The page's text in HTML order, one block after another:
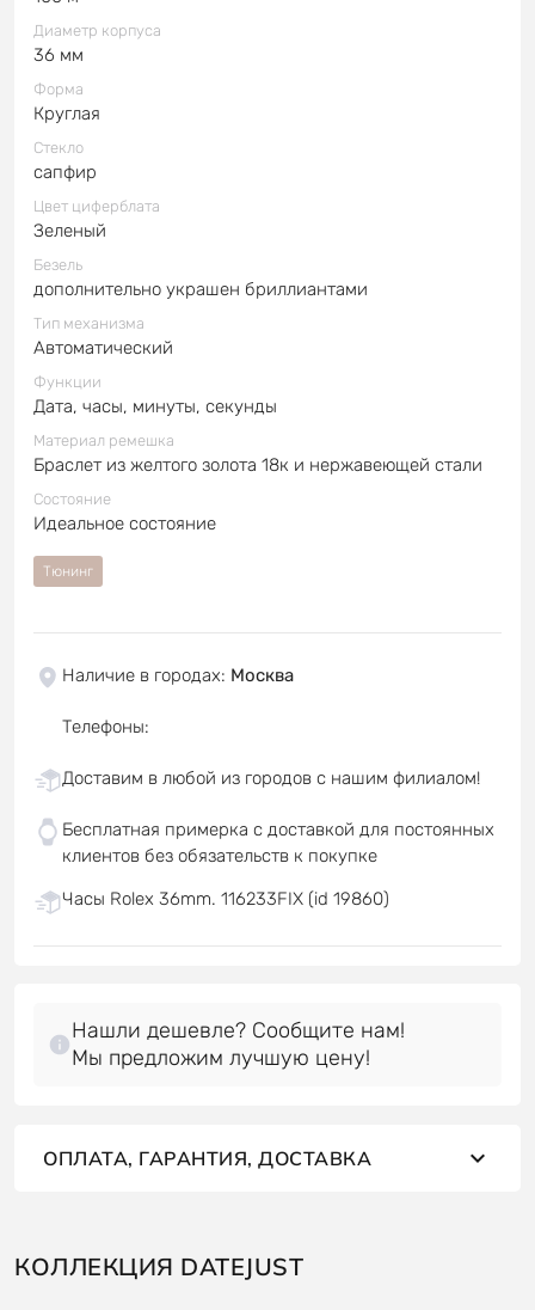
Диаметр корпуса
36 мм
Форма
Круглая
Стекло
сапфир
Цвет циферблата
Зеленый
Безель
дополнительно украшен бриллиантами
Тип механизма
Автоматический
Функции
Дата, часы, минуты, секунды
Материал ремешка
Браслет из желтого золота 18к и нержавеющей стали
Состояние
Идеальное состояние
Тюнинг
Наличие в городах: Москва
Телефоны:
Доставим в любой из городов с нашим филиалом!
Бесплатная примерка с доставкой для постоянных
клиентов без обязательств к покупке
Часы Rolex 36mm. 116233FIX (id 19860)
Нашли дешевле? Сообщите нам!
Мы предложим лучшую цену!
ОПЛАТА, ГАРАНТИЯ, ДОСТАВКА
КОЛЛЕКЦИЯ DATEJUST